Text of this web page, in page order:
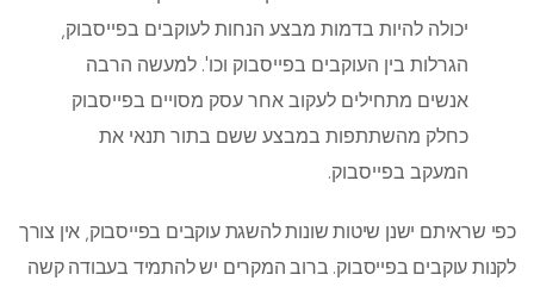
יכולה להיות בדמות מבצע הנחות לעוקבים בפייסבוק,
הגרלות בין העוקבים בפייסבוק וכו'. למעשה הרבה
אנשים מתחילים לעקוב אחר עסק מסויים בפייסבוק
כחלק מהשתתפות במבצע ששם בתור תנאי את
המעקב בפייסבוק.
כפי שראיתם ישנן שיטות שונות להשגת עוקבים בפייסבוק, אין צורך
לקנות עוקבים בפייסבוק. ברוב המקרים יש להתמיד בעבודה קשה